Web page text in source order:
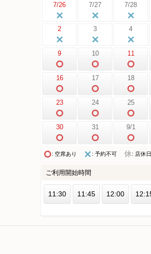
7/26
7/27 7/28
2 3 4
9 10 11
16 17 18
23 24 25
30 31 9/1
: 空席あり : 予約不可 : 店休日
ご利用開始時間
11:30 11:45 12:00